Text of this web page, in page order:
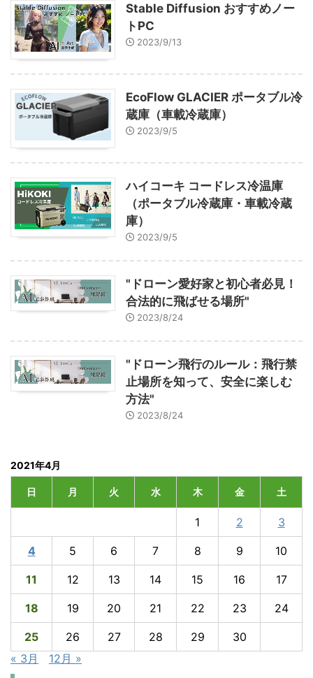
Stable Diffusion おすすめノー
トPC
2023/9/13
EcoFlow GLACIER ポータブル冷
蔵庫（車載冷蔵庫）
2023/9/5
ハイコーキ コードレス冷温庫
（ポータブル冷蔵庫・車載冷蔵
庫）
2023/9/5
"ドローン愛好家と初心者必見！
合法的に飛ばせる場所"
2023/8/24
"ドローン飛行のルール：飛行禁
止場所を知って、安全に楽しむ
方法"
2023/8/24
2021年4月
日 月 火 水 木 金 土
1 2 3
4 5 6 7 8 9 10
11 12 13 14 15 16 17
18 19 20 21 22 23 24
25 26 27 28 29
30
« 3月
12月 »